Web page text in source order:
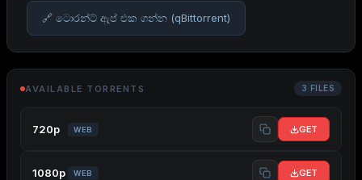
🔗 ටොරන්ට් ඇප් එක ගන්න (qBittorrent)
AVAILABLE TORRENTS 3 FILES
720p WEB GET
1080p WEB GET